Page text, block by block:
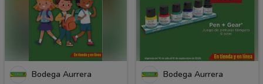
Bodega Aurrera Bodega Aurrera